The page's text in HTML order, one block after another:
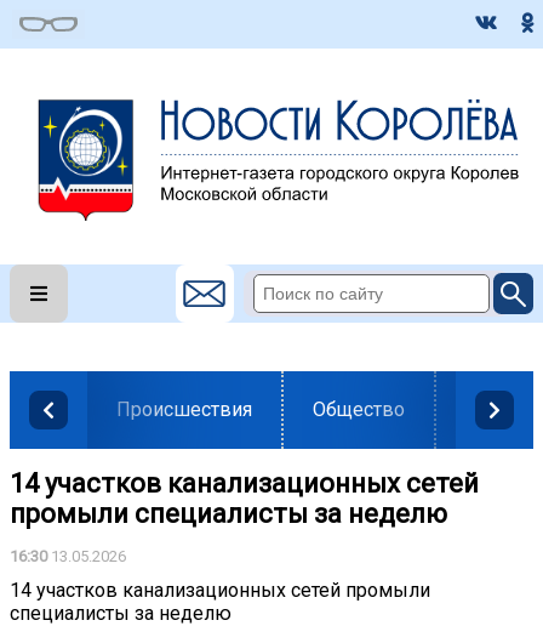
Происшествия Общество Власть
14 участков канализационных сетей
промыли специалисты за неделю
16:3013.05.2026
14 участков канализационных сетей промыли
специалисты за неделю